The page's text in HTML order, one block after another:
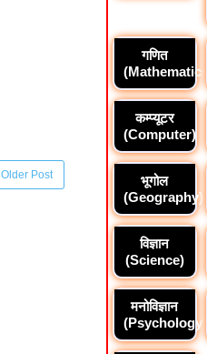
Older Post
गणित
(Mathematics)
कम्प्यूटर
(Computer)
भूगोल
(Geography)
विज्ञान
(Science)
मनोविज्ञान
(Psychology)